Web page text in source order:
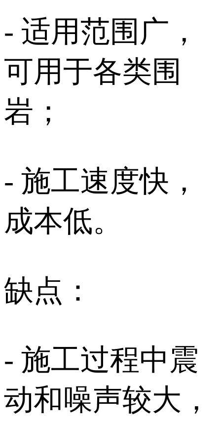
- 适用范围广，
可用于各类围
岩；
- 施工速度快，
成本低。
缺点：
- 施工过程中震
动和噪声较大，